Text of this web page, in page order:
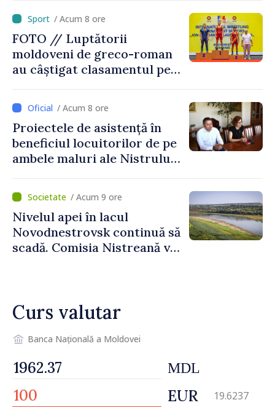
externe continuă să fie mai
scumpă, în special în orele
de vârf”
/ Acum 8 ore
FOTO // Luptătorii
moldoveni de greco-roman
au câștigat clasamentul pe
București
/ Acum 8 ore
Proiectele de asistență în
beneficiul locuitorilor de pe
ambele maluri ale Nistrului
viceprim-ministrului cu
reprezentanta rezidentă a
PNUD în Republica Moldova,
Daniela Gasparikova
/ Acum 9 ore
Nivelul apei în lacul
Novodnestrovsk continuă să
scadă. Comisia Nistreană va
Curs valutar
Banca Națională a Moldovei
MDL
EUR 19.6237